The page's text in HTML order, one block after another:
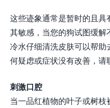
这些迹象通常是暂时的且
其敏感，当您的狗试图缓
冷水仔细清洗皮肤可以帮
何疑虑或症状没有改善，请
刺激口腔
当一品红植物的叶子或树